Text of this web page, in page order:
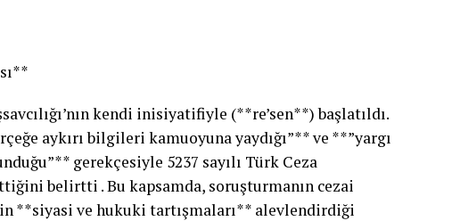
kendi inisiyatifiyle (**re’sen**) başlatıldı.
aykırı bilgileri kamuoyuna yaydığı”** ve **”yargı
gerekçesiyle 5237 sayılı Türk Ceza
belirtti . Bu kapsamda, soruşturmanın cezai
**siyasi ve hukuki tartışmaları** alevlendirdiği